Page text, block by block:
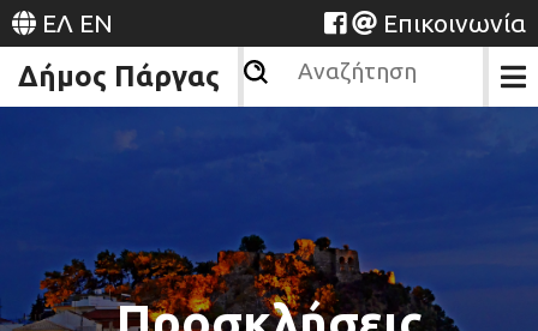
ΕΛ EN Επικοινωνία
Δήμος Πάργας